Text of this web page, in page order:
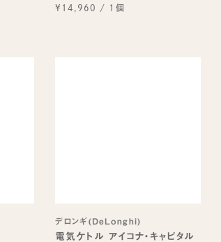
¥14,960 / 1個
デロンギ(DeLonghi)
電気ケトル アイコナ・キャピタル